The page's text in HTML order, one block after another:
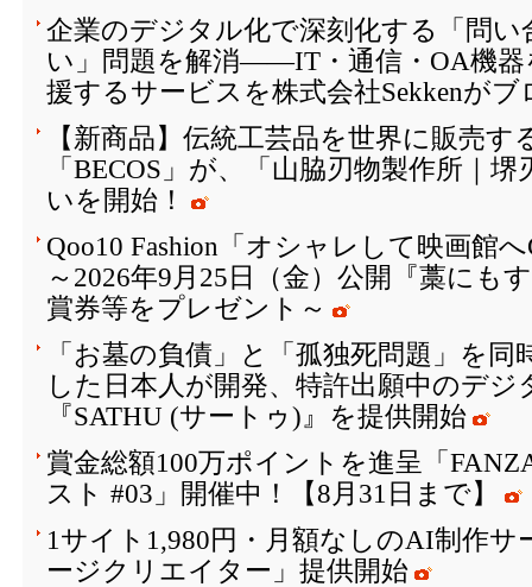
企業のデジタル化で深刻化する「問
い」問題を解消――IT・通信・OA機
援するサービスを株式会社Sekkenがブ
【新商品】伝統工芸品を世界に販売す
「BECOS」が、「山脇刃物製作所｜
いを開始！
Qoo10 Fashion「オシャレして映画館
～2026年9月25日（金）公開『藁にも
賞券等をプレゼント～
「お墓の負債」と「孤独死問題」を
した日本人が開発、特許出願中のデジ
『SATHU (サートゥ)』を提供開始
賞金総額100万ポイントを進呈「
スト #03」開催中！【8月31日まで】
1サイト1,980円・月額なしのAI制作
ージクリエイター」提供開始